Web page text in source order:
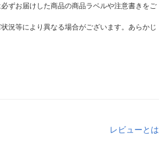
ずお届けした商品の商品ラベルや注意書きをご
況等により異なる場合がございます。あらかじ
レビューとは